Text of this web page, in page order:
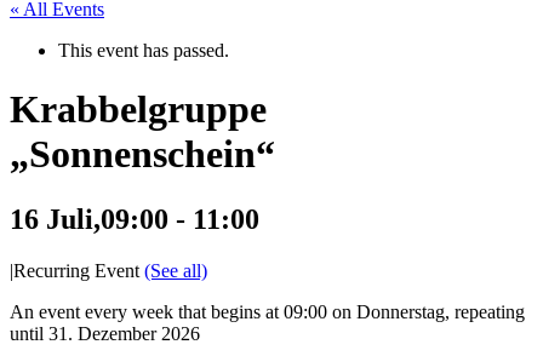
« All Events
This event has passed.
Krabbelgruppe
„Sonnenschein“
16 Juli,09:00 - 11:00
|Recurring Event (See all)
An event every week that begins at 09:00 on Donnerstag, repeating
until 31. Dezember 2026